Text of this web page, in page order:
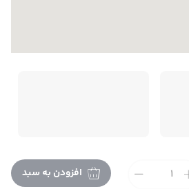
افزودن به سبد